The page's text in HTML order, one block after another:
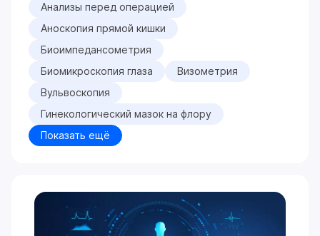
Анализы перед операцией
Аноскопия прямой кишки
Биоимпедансометрия
Биомикроскопия глаза
Визометрия
Вульвоскопия
Гинекологический мазок на флору
Показать ещё